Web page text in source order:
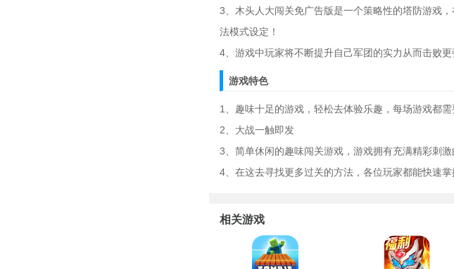
3、木头人大闯关免广告版是一个策略性的塔防游戏
法模式设定！
4、游戏中玩家将不断提升自己军团的实力从而击败更
游戏特色
1、趣味十足的游戏，轻松去体验乐趣，每场游戏都需
2、大战一触即发
3、简单休闲的趣味闯关游戏，游戏拥有充满精彩刺激
4、在这去寻找更多过关的方法，各位玩家都能快速掌
相关游戏